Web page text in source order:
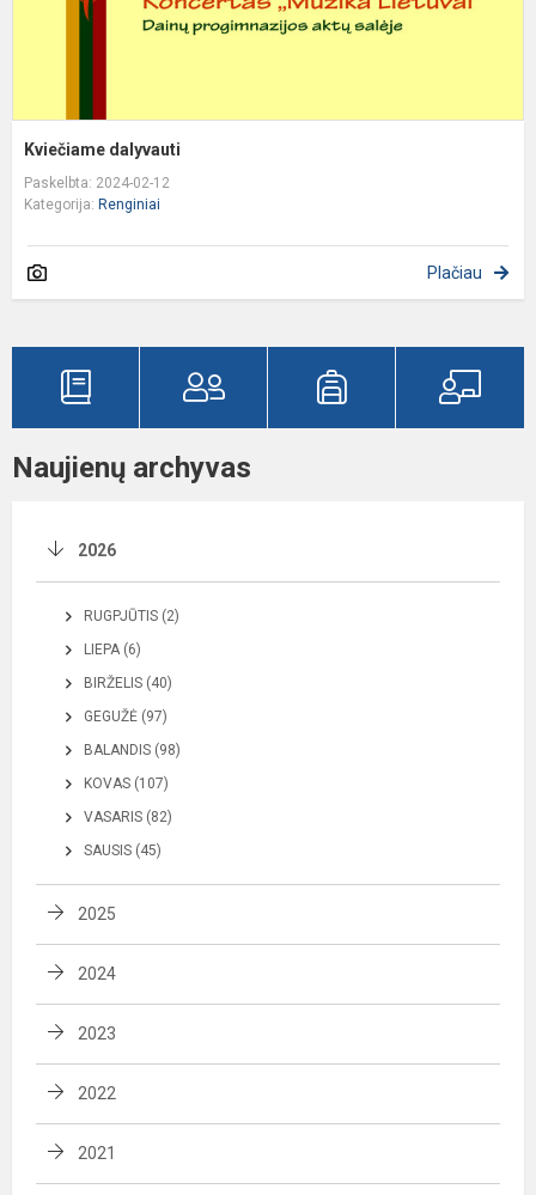
Kviečiame dalyvauti
Paskelbta: 2024-02-12
Kategorija: Renginiai
Plačiau
Naujienų archyvas
2026
RUGPJŪTIS (2)
LIEPA (6)
BIRŽELIS (40)
GEGUŽĖ (97)
BALANDIS (98)
KOVAS (107)
VASARIS (82)
SAUSIS (45)
2025
2024
2023
2022
2021